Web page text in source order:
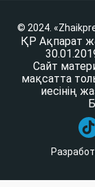
© 2024.
ҚР Ақпарат
Сайт
мақсатта
иесінің